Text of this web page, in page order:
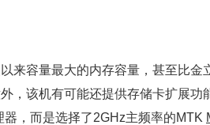
来容量最大的内存容量，甚至比金
，该机有可能还提供存储卡扩展功
器，而是选择了2GHz主频率的MTK